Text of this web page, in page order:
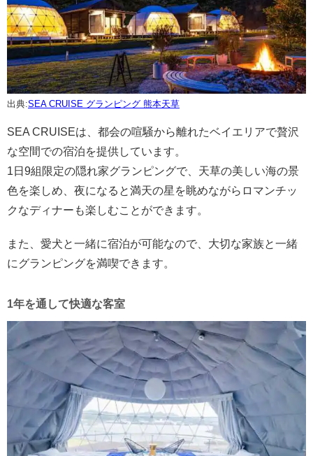
出典:SEA CRUISE グランピング 熊本天草
SEA CRUISEは、都会の喧騒から離れたベイエリアで贅沢
な空間での宿泊を提供しています。
1日9組限定の隠れ家グランピングで、天草の美しい海の景
色を楽しめ、夜になると満天の星を眺めながらロマンチッ
クなディナーも楽しむことができます。
また、愛犬と一緒に宿泊が可能なので、大切な家族と一緒
にグランピングを満喫できます。
1年を通して快適な客室